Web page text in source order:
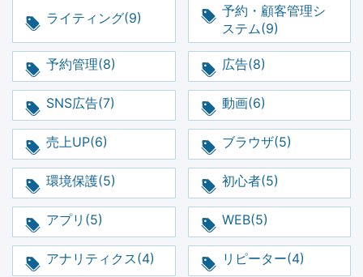
ライティング(9)
予約・顧客管理シ
ステム(9)
予約管理(8) 広告(8)
SNS広告(7) 動画(6)
売上UP(6) ブラウザ(5)
環境保護(5) 初心者(5)
アプリ(5) WEB(5)
アナリティクス(4) リピーター(4)